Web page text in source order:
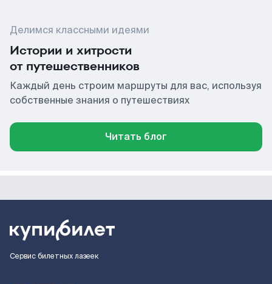
Делимся классными идеями
Истории и хитрости
от путешественников
Каждый день строим маршруты для вас, используя
собственные знания о путешествиях
Читать блог
Сервис билетных лазеек